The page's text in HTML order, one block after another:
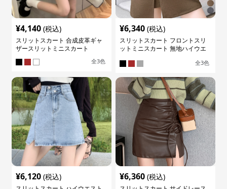
¥4,140 (税込)
スリットスカート 合成皮革ギャ
ザースリットミニスカート
全3色
¥6,340 (税込)
スリットスカート フロントスリ
ットミニスカート 無地ハイウエ
全3色
¥6,120 (税込) ¥6,360 (税込)